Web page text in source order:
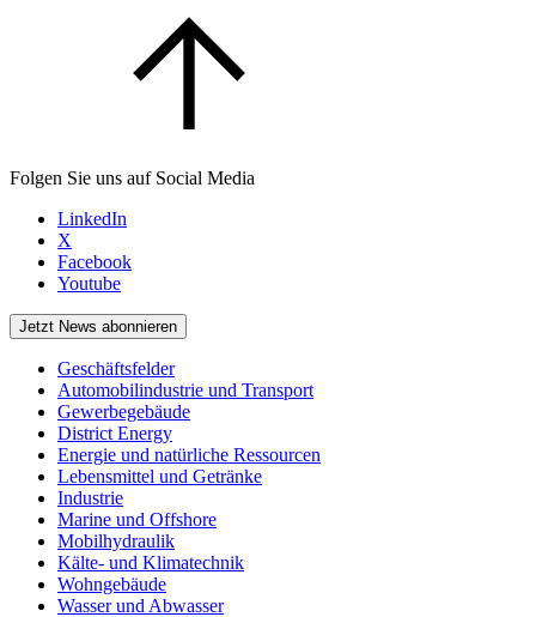
Folgen Sie uns auf Social Media
LinkedIn
X
Facebook
Youtube
Jetzt News abonnieren
Geschäftsfelder
Automobilindustrie und Transport
Gewerbegebäude
District Energy
Energie und natürliche Ressourcen
Lebensmittel und Getränke
Industrie
Marine und Offshore
Mobilhydraulik
Kälte- und Klimatechnik
Wohngebäude
Wasser und Abwasser